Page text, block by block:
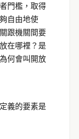
門檻，取得
自由地使
跟機關間要
在哪裡？是
何會叫開放
義的要素是